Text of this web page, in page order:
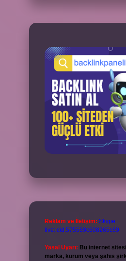
Reklam ve İletişim: Skype:
live:.cid.575569c608265c69
Yasal Uyarı: Bu internet
marka, kurum veya şahıs